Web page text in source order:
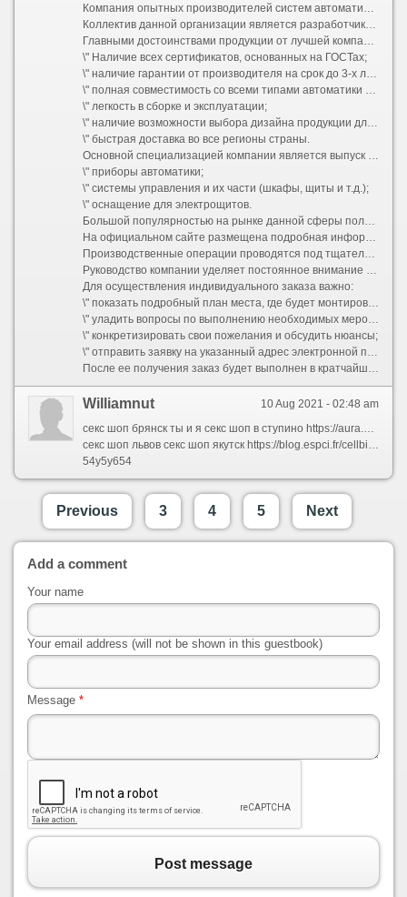
Компания опытных производителей систем автоматизации \"TDS прибор\" предлагает свои услуги на сайте tdspribor.ru, здесь каждый найдет действительно совершенные образцы.
Коллектив данной организации является разработчиком инновационных решений в области пожарной и инженерной автоматики. В ходе проведения исследовательских и конструкторских работ используются последние технологические достижения, которые вместе с прогрессивным мышлением персонала создают образцы продукции высокого качества.
Главными достоинствами продукции от лучшей компании считаются:
\" Наличие всех сертификатов, основанных на ГОСТах;
\" наличие гарантии от производителя на срок до 3-х лет;
\" полная совместимость со всеми типами автоматики от других производителей;
\" легкость в сборке и эксплуатации;
\" наличие возможности выбора дизайна продукции для заказчика;
\" быстрая доставка во все регионы страны.
Основной специализацией компании является выпуск продукции для систем пожарной безопасности, в том числе:
\" приборы автоматики;
\" системы управления и их части (шкафы, щиты и т.д.);
\" оснащение для электрощитов.
Большой популярностью на рынке данной сферы пользуются специально произведненные приборы, которые отличаются высоким уровнем универсальности. При необходимости компания может выполнить заказ на индивидуальную разработку системы.
На официальном сайте размещена подробная информация о том, какие предложения уже готовы к реализации, это поможет сократить время на сборку и осуществление доставки.
Производственные операции проводятся под тщательным контролем на всех этапах. Это позволяет гарантировать качество всей выпускаемой продукции. В ходе работ используются составные элементы конструкции от ведущих производителей электротехнической отрасли.
Руководство компании уделяет постоянное внимание поддержанию ее имиджа и прикладывает максимальные усилия для дальнейшего расширения спектра предоставляемых услуг.
Для осуществления индивидуального заказа важно:
\" показать подробный план места, где будет монтироваться система;
\" уладить вопросы по выполнению необходимых мероприятий;
\" конкретизировать свои пожелания и обсудить нюансы;
\" отправить заявку на указанный адрес электронной почты.
После ее получения заказ будет выполнен в кратчайшие сроки с гарантией качества.
10 Aug 2021 - 02:48 am
Williamnut
секс шоп брянск ты и я секс шоп в ступино https://aura.cymru/contact/?contact-form-id=3&contact-form-sent=32458&contact-form-hash=7bdd096e77676ab9afc0f24875106144a3d2bb98&_wpnonce=81fff7a5e0 магазин секс шоп в барнауле секс шоп волжский каталог секс шоп вакансии спб секс шоп город пушкино секс шоп афродита секс шоп старый оскол адрес секс шоп самара адреса секс шоп extaz секс шоп в петрозаводске адрес круглосуточный секс шоп онлайн в перми секс шоп львов секс шоп с видео http://germaine-art.nl/?unapproved=225170&moderation-hash=92a0293f050b38d627c5a037e5935650#comment-225170 секс шоп он и она секс шоп онлайн в астане секс шоп актобе секс шоп мск секс шоп точка любви секс шоп точка секс шоп южное бутово секс шоп вологда секс шоп в железнодорожном секс шоп кировоград секс шоп клинцы секс шоп москва круглосуточно http://jobsitesurplus.com/author/antonybranc/ секс шоп фрау хельга иркутск секс шоп коломна секс шоп в йошкар ола секс шоп в баку литл пет шоп секс секс шоп кондом секс шоп шоссе энтузиастов секс шоп владивосток адреса магазин секс шоп омск секс шоп невинномысск адрес
секс шоп львов секс шоп якутск https://blog.espci.fr/cellbiophysicspmmh/2010/12/22/bonjour-tout-le-monde/?unapproved=15376&moderation-hash=b70889a1b9c5d12ae527f9f89db5dd6b#comment-15376 секс шоп клубничка шахты секс шоп клубничка новокузнецк секс шоп буратино луганск секс шоп благовещенск амурская область секс шоп тольятти доставка секс шоп онлайн в москве секс шоп московский секс шоп в ленинском районе секс шоп в пушкине секс шоп во владимире секс шоп волжский каталог секс шоп в павлодаре http://yoga.mex.tl/?gb=1 секс шоп в нижневартовске секс шоп в таразе круглосуточный секс шоп в астане онлайн секс шоп серпухов секс шоп игрушки для мужчин секс шоп в шымкенте секс шоп в арзамасе секс шоп омск каталог секс шоп с круглосуточной доставкой секс шоп доктор любви секс шоп розовый кролик симферополь секс шоп луганск https://sugarandrose.com/kontakt/?contact-form-id=119&contact-form-sent=40502&contact-form-hash=3ffd954bcd1de738ee6c024d51746b5fb4eac045&_wpnonce=22f67bc2f6 секс шоп курск секс шоп колпино секс шоп в новороссийске секс шоп страсть красноярск секс шоп чита адреса секс шоп ставрополь адрес секс шоп экстаз секс шоп партнерская программа секс шоп воронеж карта секс шоп московский
54y5y654
Previous 3 4 5 Next
Add a comment
Your name
Your email address (will not be shown in this guestbook)
Message *
Post message